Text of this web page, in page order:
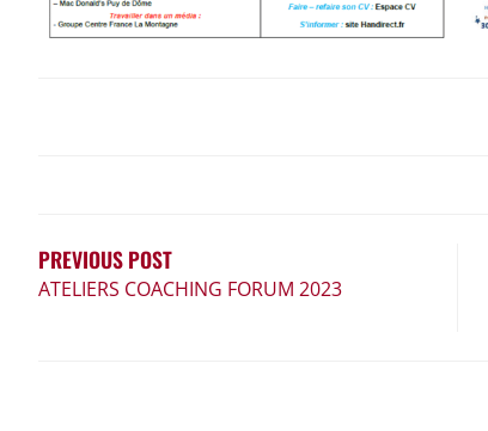
L’ARTICLE
PREVIOUS POST
ATELIERS COACHING FORUM 2023